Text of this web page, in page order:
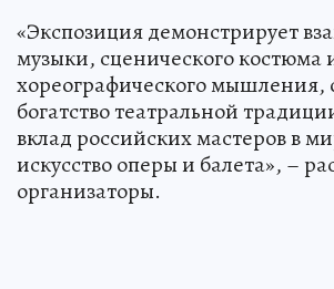
«Экспозиция демонстрирует
музыки, сценического костюма
хореографического мышления,
богатство театральной
вклад российских мастеров в
искусство оперы и балета», –
организаторы.